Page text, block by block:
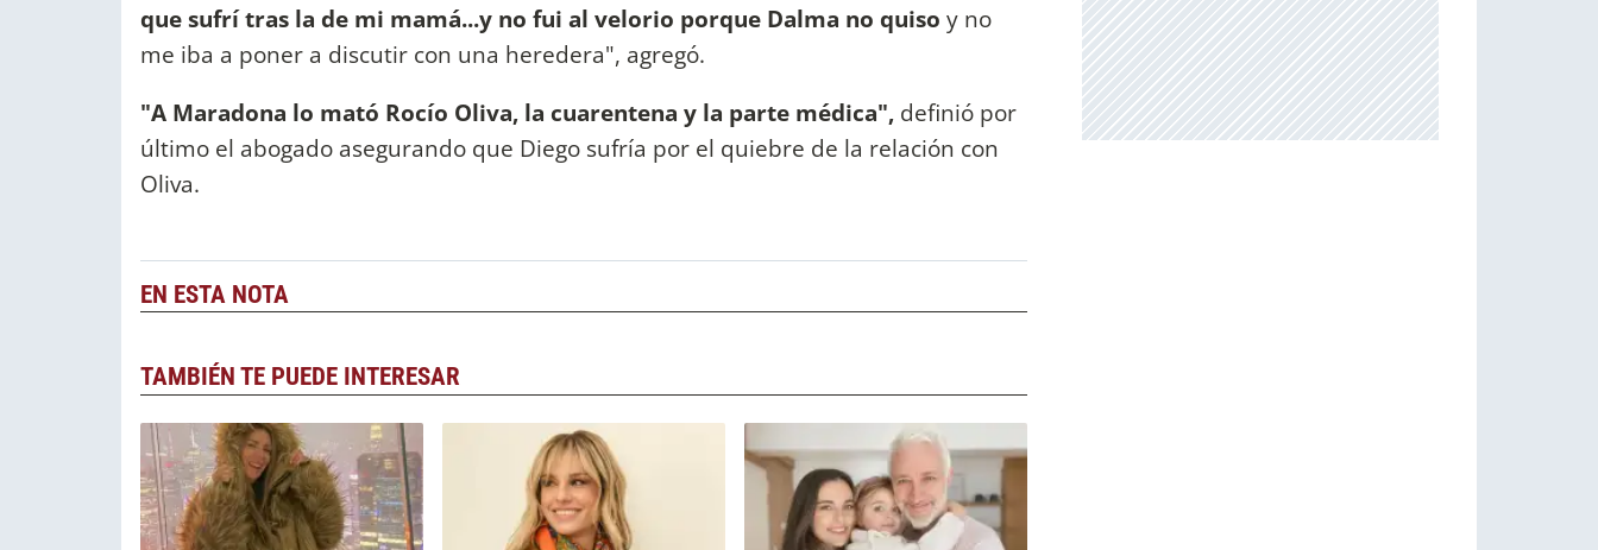
que sufrí tras la de mi mamá...y no fui al velorio porque Dalma no quiso y no
me iba a poner a discutir con una heredera", agregó.
"A Maradona lo mató Rocío Oliva, la cuarentena y la parte médica", definió por
último el abogado asegurando que Diego sufría por el quiebre de la relación con
Oliva.
EN ESTA NOTA
TAMBIÉN TE PUEDE INTERESAR